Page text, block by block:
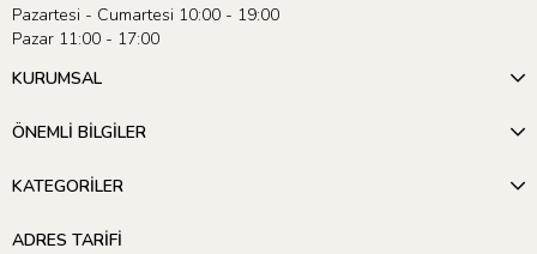
Pazartesi - Cumartesi 10:00 - 19:00
Pazar 11:00 - 17:00
KURUMSAL
ÖNEMLİ BİLGİLER
KATEGORİLER
ADRES TARİFİ